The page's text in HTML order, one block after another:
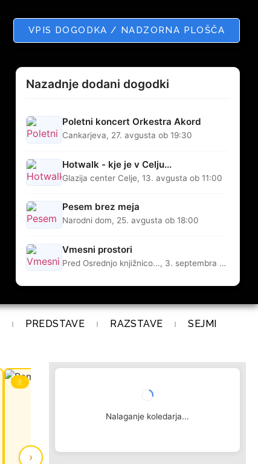
VPIS DOGODKA / NADZORNA PLOŠČA
Nazadnje dodani dogodki
Poletni koncert Orkestra Akord
Cankarjeva, 27. avgusta ob 19:30
Hotwalk - kje je v Celju...
Glazija center Celje, 13. avgusta ob 11:00
Pesem brez meja
Narodni dom, 25. avgusta ob 18:00
Vmesni prostori
Pred Osrednjo knjižnico..., 3. septembra ob 18:00
PREDSTAVE RAZSTAVE SEJMI
›
⭐
Nalaganje koledarja...